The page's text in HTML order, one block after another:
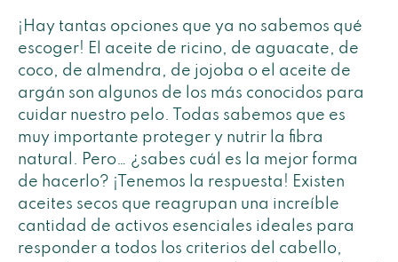
¡Hay tantas opciones que ya no sabemos qué
escoger! El aceite de ricino, de aguacate, de
coco, de almendra, de jojoba o el aceite de
argán son algunos de los más conocidos para
cuidar nuestro pelo. Todas sabemos que es
muy importante proteger y nutrir la fibra
natural. Pero… ¿sabes cuál es la mejor forma
de hacerlo? ¡Tenemos la respuesta! Existen
aceites secos que reagrupan una increíble
cantidad de activos esenciales ideales para
responder a todos los criterios del cabello,